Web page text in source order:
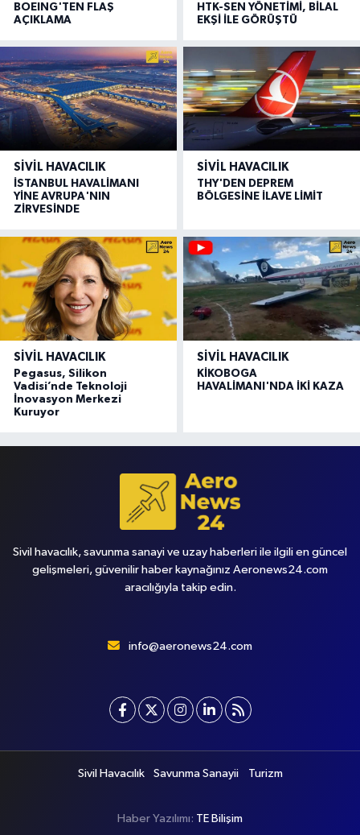
BOEING'TEN FLAŞ
AÇIKLAMA
HTK-SEN YÖNETİMİ, BİLAL
EKŞİ İLE GÖRÜŞTÜ
SIVIL HAVACILIK
İSTANBUL HAVALİMANI
YİNE AVRUPA'NIN
ZİRVESİNDE
SIVIL HAVACILIK
THY'DEN DEPREM
BÖLGESİNE İLAVE LİMİT
SIVIL HAVACILIK
Pegasus, Silikon
Vadisi’nde Teknoloji
İnovasyon Merkezi
Kuruyor
SIVIL HAVACILIK
KİKOBOGA
HAVALİMANI'NDA İKİ KAZA
Sivil havacılık, savunma sanayi ve uzay haberleri ile ilgili en güncel
gelişmeleri, güvenilir haber kaynağınız Aeronews24.com
aracılığıyla takip edin.
info@aeronews24.com
Sivil Havacılık Savunma Sanayii Turizm
Haber Yazılımı: TE Bilişim